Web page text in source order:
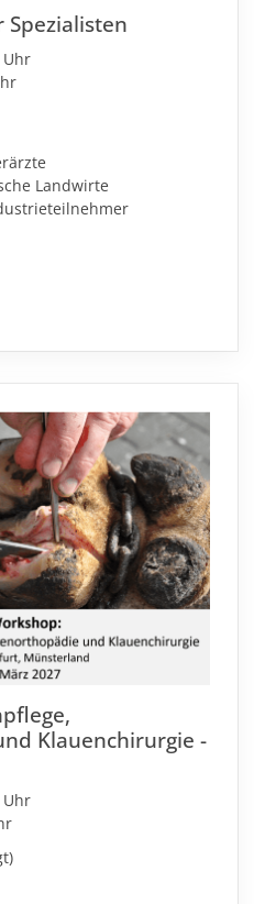
Spezialisten
Uhr
Landwirte
Klauenchirurgie -
Uhr